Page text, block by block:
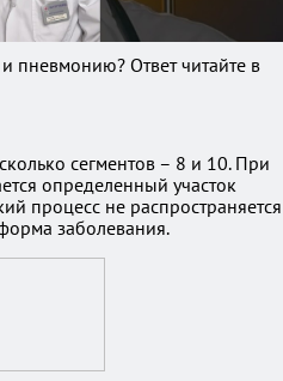
пневмонию? Ответ читайте в
сегментов – 8 и 10. При
определенный участок
процесс не распространяется
заболевания.